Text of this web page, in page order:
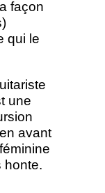
façon
qui le
une
avant
honte.